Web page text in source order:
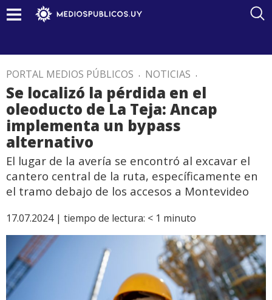
PORTAL MEDIOS PÚBLICOS . NOTICIAS .
Se localizó la pérdida en el
oleoducto de La Teja: Ancap
implementa un bypass
alternativo
El lugar de la avería se encontró al excavar el
cantero central de la ruta, específicamente en
el tramo debajo de los accesos a Montevideo
17.07.2024 | tiempo de lectura: < 1 minuto